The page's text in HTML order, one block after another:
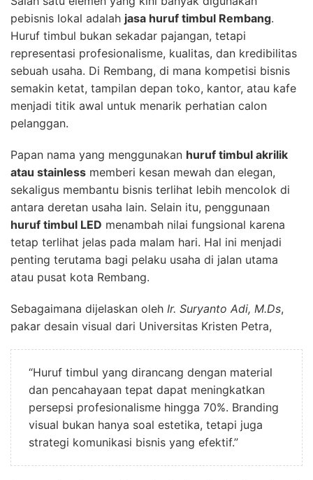
pebisnis lokal adalah jasa huruf timbul Rembang.
Huruf timbul bukan sekadar pajangan, tetapi
representasi profesionalisme, kualitas, dan kredibilitas
sebuah usaha. Di Rembang, di mana kompetisi bisnis
semakin ketat, tampilan depan toko, kantor, atau kafe
menjadi titik awal untuk menarik perhatian calon
pelanggan.
Papan nama yang menggunakan huruf timbul akrilik
atau stainless memberi kesan mewah dan elegan,
sekaligus membantu bisnis terlihat lebih mencolok di
antara deretan usaha lain. Selain itu, penggunaan
huruf timbul LED menambah nilai fungsional karena
tetap terlihat jelas pada malam hari. Hal ini menjadi
penting terutama bagi pelaku usaha di jalan utama
atau pusat kota Rembang.
Sebagaimana dijelaskan oleh Ir. Suryanto Adi, M.Ds,
pakar desain visual dari Universitas Kristen Petra,
“Huruf timbul yang dirancang dengan material
dan pencahayaan tepat dapat meningkatkan
persepsi profesionalisme hingga 70%. Branding
visual bukan hanya soal estetika, tetapi juga
strategi komunikasi bisnis yang efektif.”